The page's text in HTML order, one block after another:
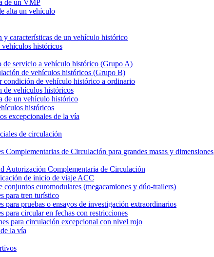
de un VMP
alta un vehículo
y características de un vehículo histórico
históricos
de servicio a vehículo histórico (Grupo A)
de vehículos históricos (Grupo B)
condición de vehículo histórico a ordinario
de vehículos históricos
de un vehículo histórico
históricos
excepcionales de la vía
de circulación
Complementarias de Circulación para grandes masas y dimensiones
Autorización Complementaria de Circulación
de inicio de viaje ACC
conjuntos euromodulares (megacamiones y dúo-trailers)
para tren turístico
para pruebas o ensayos de investigación extraordinarios
para circular en fechas con restricciones
para circulación excepcional con nivel rojo
la vía